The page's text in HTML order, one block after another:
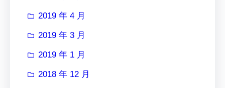
2019 年 4 月
2019 年 3 月
2019 年 1 月
2018 年 12 月